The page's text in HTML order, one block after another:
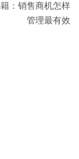
：销售商机怎样
管理最有效